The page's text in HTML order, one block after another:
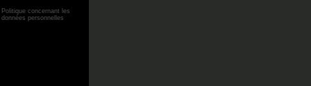
Politique concernant les
données personnelles